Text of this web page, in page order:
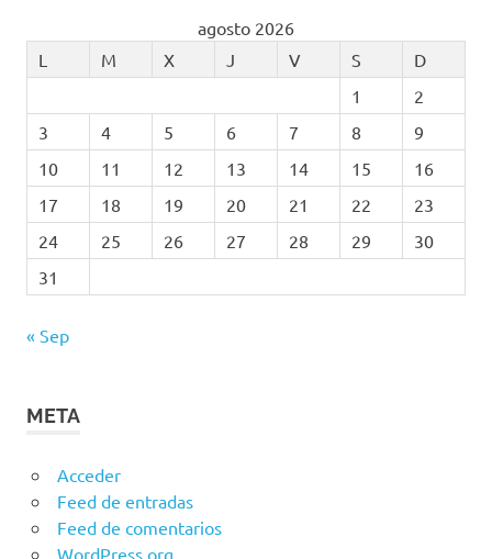
agosto 2026
L
M X J V S
D
1
2
3
4 5 6 7 8
9
10
11 12 13 14 15
16
17
18 19 20 21 22
23
24
25 26 27 28 29
30
31
« Sep
META
Acceder
Feed de entradas
Feed de comentarios
WordPress.org